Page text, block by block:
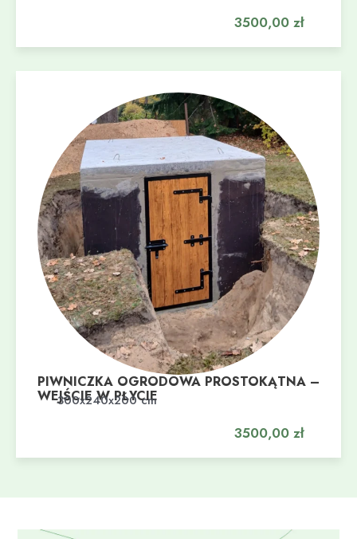
3500,00 zł
PIWNICZKA OGRODOWA PROSTOKĄTNA –
WEJŚCIE W PŁYCIE
300x240x200 cm
3500,00 zł
Dodaj do koszyka